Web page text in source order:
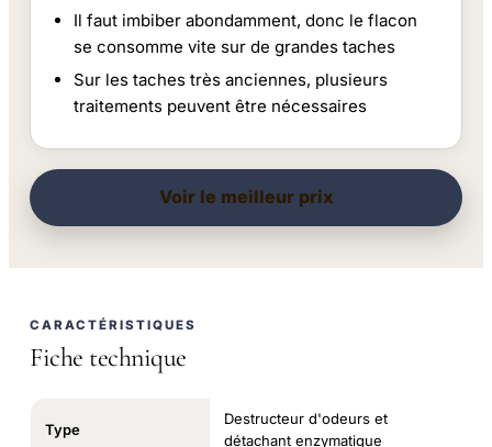
Il faut imbiber abondamment, donc le flacon
se consomme vite sur de grandes taches
Sur les taches très anciennes, plusieurs
traitements peuvent être nécessaires
Voir le meilleur prix
CARACTÉRISTIQUES
Fiche technique
Type
Destructeur d'odeurs et
détachant enzymatique